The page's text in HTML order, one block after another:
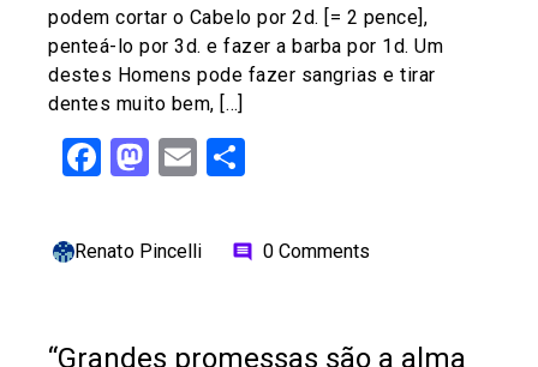
podem cortar o Cabelo por 2d. [= 2 pence],
penteá-lo por 3d. e fazer a barba por 1d. Um
destes Homens pode fazer sangrias e tirar
dentes muito bem, […]
Facebook
Mastodon
Email
Renato Pincelli comment 0 Comments
“Grandes promessas são a alma